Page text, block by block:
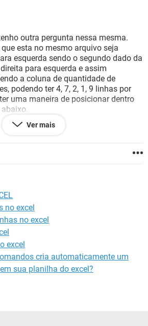
GMAIL
EXCEL
outra pergunta nessa mesma.
esta no mesmo arquivo seja
esquerda sendo o segundo dado da
para esquerda e assim
a coluna de quantidade de
podendo ter 4, 7, 2, 1, 9 linhas por
uma maneira de posicionar dentro
Ver mais
no excel
no excel
excel
cria automaticamente um
sua planilha do excel?